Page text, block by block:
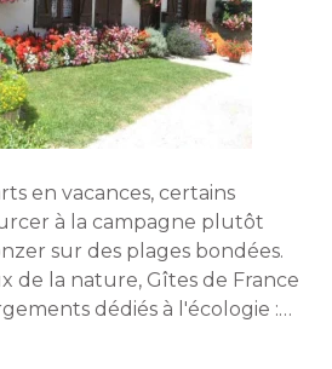
en vacances, certains
à la campagne plutôt
sur des plages bondées.
de la nature, Gîtes de France
dédiés à l'écologie :